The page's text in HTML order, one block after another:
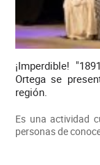
¡Imperdible!
Ortega se
región.
Es una actividad
personas de